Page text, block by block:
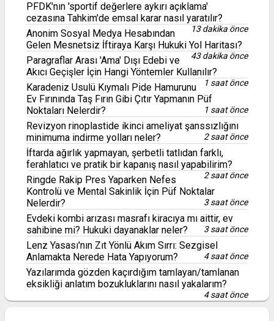
PFDK'nın 'sportif değerlere aykırı açıklama'
cezasına Tahkim'de emsal karar nasıl yaratılır?
13 dakika önce
Anonim Sosyal Medya Hesabından
Gelen Mesnetsiz İftiraya Karşı Hukuki Yol Haritası?
43 dakika önce
Paragraflar Arası 'Ama' Dışı Edebi ve
Akıcı Geçişler İçin Hangi Yöntemler Kullanılır?
1 saat önce
Karadeniz Usulü Kıymalı Pide Hamurunu
Ev Fırınında Taş Fırın Gibi Çıtır Yapmanın Püf
Noktaları Nelerdir?
1 saat önce
Revizyon rinoplastide ikinci ameliyat şanssızlığını
minimuma indirme yolları neler?
2 saat önce
İftarda ağırlık yapmayan, şerbetli tatlıdan farklı,
ferahlatıcı ve pratik bir kapanış nasıl yapabilirim?
2 saat önce
Ringde Rakip Pres Yaparken Nefes
Kontrolü ve Mental Sakinlik İçin Püf Noktalar
Nelerdir?
3 saat önce
Evdeki kombi arızası masrafı kiracıya mı aittir, ev
sahibine mi? Hukuki dayanaklar neler?
3 saat önce
Lenz Yasası'nın Zıt Yönlü Akım Sırrı: Sezgisel
Anlamakta Nerede Hata Yapıyorum?
4 saat önce
Yazılarımda gözden kaçırdığım tamlayan/tamlanan
eksikliği anlatım bozukluklarını nasıl yakalarım?
4 saat önce